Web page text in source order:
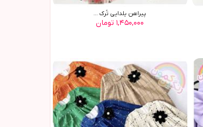
پيراهن يلدايي تُرک ...
۱,۴۵۰,۰۰۰ تومان